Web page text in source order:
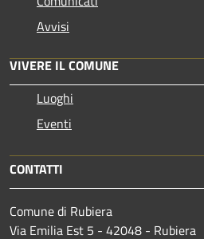
Avvisi
VIVERE IL COMUNE
Luoghi
Eventi
CONTATTI
Comune di Rubiera
Via Emilia Est 5 - 42048 - Rubiera